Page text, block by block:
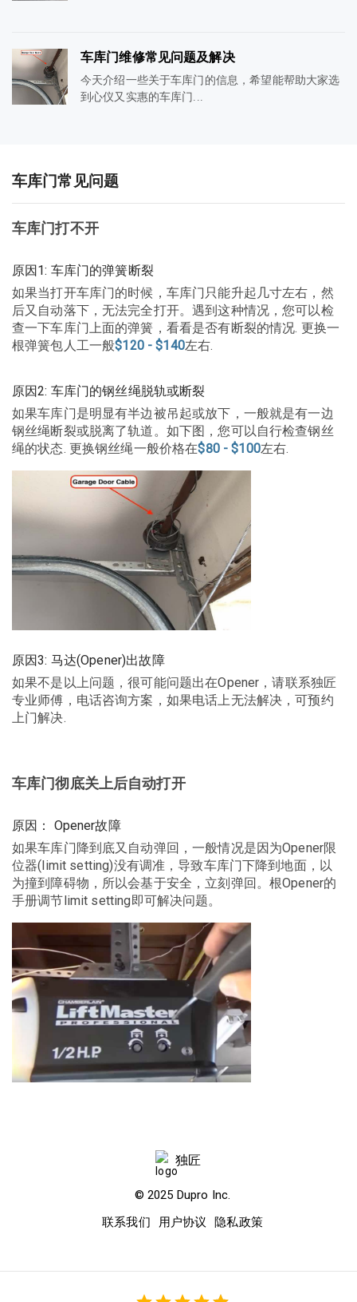
车库门维修常见问题及解决
今天介绍一些关于车库门的信息，希望能帮助大家选
到心仪又实惠的车库门...
车库门常见问题
车库门打不开
原因1: 车库门的弹簧断裂
如果当打开车库门的时候，车库门只能升起几寸左右，然
后又自动落下，无法完全打开。遇到这种情况，您可以检
查一下车库门上面的弹簧，看看是否有断裂的情况. 更换一
根弹簧包人工一般$120 - $140左右.
原因2: 车库门的钢丝绳脱轨或断裂
如果车库门是明显有半边被吊起或放下，一般就是有一边
钢丝绳断裂或脱离了轨道。如下图，您可以自行检查钢丝
绳的状态. 更换钢丝绳一般价格在$80 - $100左右.
原因3: 马达(Opener)出故障
如果不是以上问题，很可能问题出在Opener，请联系独匠
专业师傅，电话咨询方案，如果电话上无法解决，可预约
上门解决.
车库门彻底关上后自动打开
原因： Opener故障
如果车库门降到底又自动弹回，一般情况是因为Opener限
位器(limit setting)没有调准，导致车库门下降到地面，以
为撞到障碍物，所以会基于安全，立刻弹回。根Opener的
手册调节limit setting即可解决问题。
独匠
© 2025 Dupro Inc.
联系我们
用户协议 隐私政策